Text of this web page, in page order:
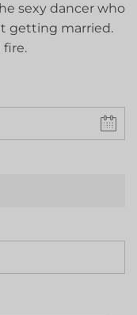
sexy dancer who
getting married.
fire.